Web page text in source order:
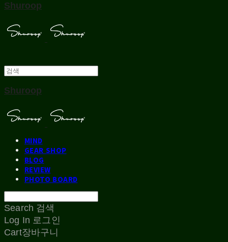
Shuroop
Shuroop
MIND
GEAR SHOP
BLOG
REVIEW
PHOTO BOARD
Search 검색
Log In 로그인
Cart장바구니